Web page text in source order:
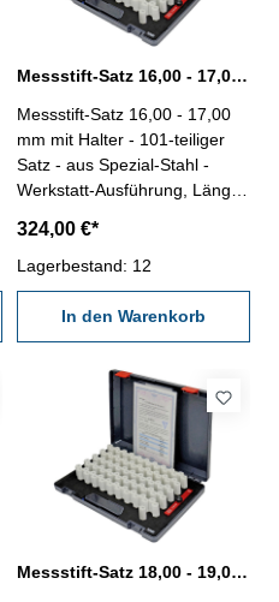
Messstift-Satz 16,00 - 17,00 mm 101 tlg. mit Halter
Messstift-Satz 16,00 - 17,00
mm mit Halter - 101-teiliger
Satz - aus Spezial-Stahl -
Werkstatt-Ausführung, Länge
0,004 mm - Stufung 0,01 mm
- mit Messstifthalter - im
Behältnis/Kasten Messbereich
16,0 - 17,00 mm
324,00 €*
Lagerbestand: 12
In den Warenkorb
Messstift-Satz 18,00 - 19,00 mm 101 tlg. mit Halter